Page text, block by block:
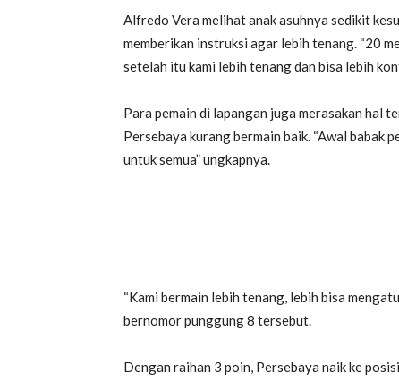
Alfredo Vera melihat anak asuhnya sedikit
memberikan instruksi agar lebih tenang. “20
setelah itu kami lebih tenang dan bisa lebih
Para pemain di lapangan juga merasakan hal
Persebaya kurang bermain baik. “Awal babak
untuk semua” ungkapnya.
“Kami bermain lebih tenang, lebih bisa
bernomor punggung 8 tersebut.
Dengan raihan 3 poin, Persebaya naik ke